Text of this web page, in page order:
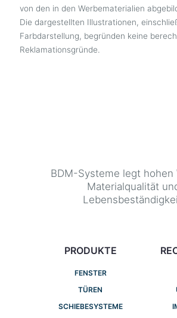
von den in den Werbematerialien
Die dargestellten Illustrationen,
Farbdarstellung, begründen keine
Reklamationsgründe.
BDM-Systeme legt hohen
Materialqualität
PRODUKTE
FENSTER
TÜREN
SCHIEBESYSTEME